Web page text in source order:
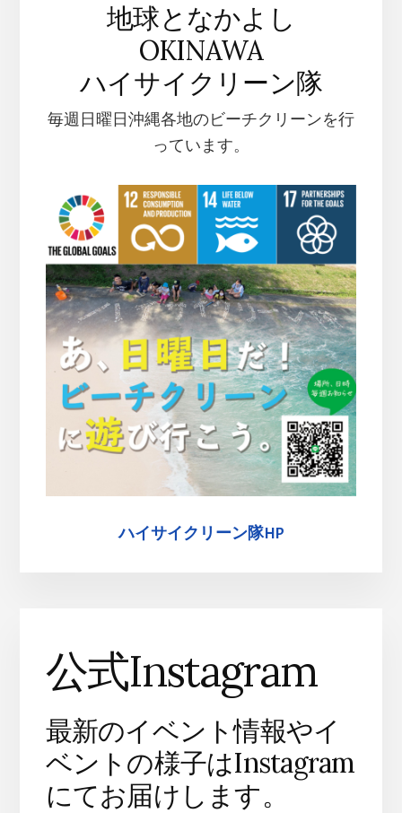
地球となかよし
OKINAWA
ハイサイクリーン隊
毎週日曜日沖縄各地のビーチクリーンを行
っています。
ハイサイクリーン隊HP
公式Instagram
最新のイベント情報やイ
ベントの様子はInstagram
にてお届けします。